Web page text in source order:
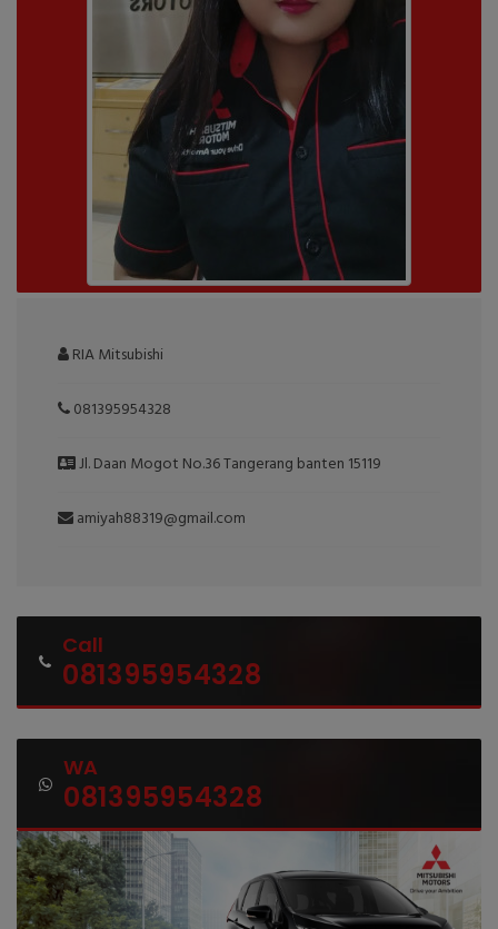
RIA Mitsubishi
081395954328
Jl. Daan Mogot No.36 Tangerang banten 15119
amiyah88319@gmail.com
Call
081395954328
WA
081395954328